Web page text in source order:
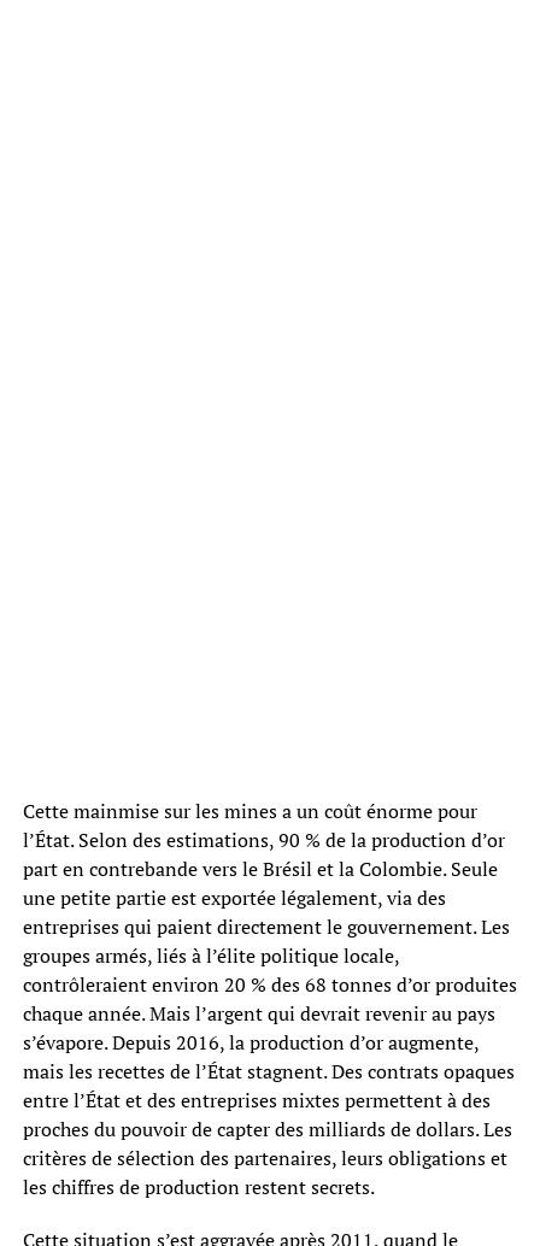
Cette mainmise sur les mines a un coût énorme pour
l’État. Selon des estimations, 90 % de la production d’or
part en contrebande vers le Brésil et la Colombie. Seule
une petite partie est exportée légalement, via des
entreprises qui paient directement le gouvernement. Les
groupes armés, liés à l’élite politique locale,
contrôleraient environ 20 % des 68 tonnes d’or produites
chaque année. Mais l’argent qui devrait revenir au pays
s’évapore. Depuis 2016, la production d’or augmente,
mais les recettes de l’État stagnent. Des contrats opaques
entre l’État et des entreprises mixtes permettent à des
proches du pouvoir de capter des milliards de dollars. Les
critères de sélection des partenaires, leurs obligations et
les chiffres de production restent secrets.
Cette situation s’est aggravée après 2011, quand le